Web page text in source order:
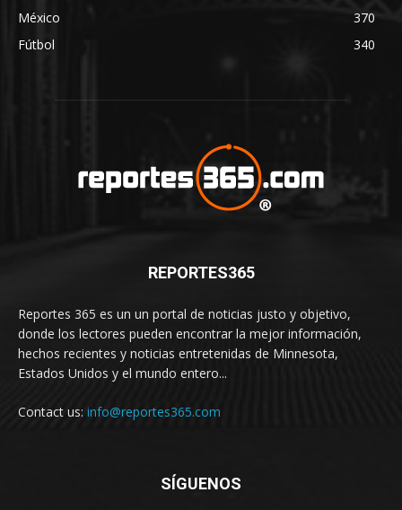
México
370
Fútbol
340
REPORTES365
Reportes 365 es un un portal de noticias justo y objetivo,
donde los lectores pueden encontrar la mejor información,
hechos recientes y noticias entretenidas de Minnesota,
Estados Unidos y el mundo entero...
Contact us: info@reportes365.com
SÍGUENOS